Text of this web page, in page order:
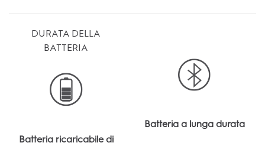
DURATA DELLA
BATTERIA
Batteria ricaricabile di
Batteria a lunga durata